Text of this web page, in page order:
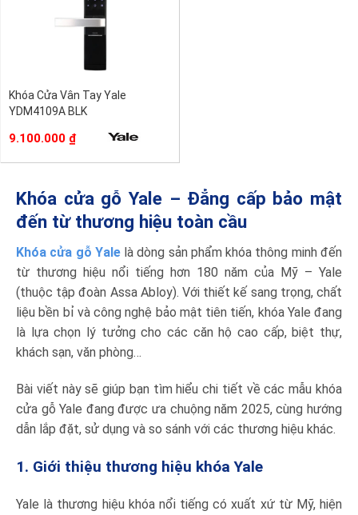
Khóa Cửa Vân Tay Yale
YDM4109A BLK
9.100.000 ₫
Khóa cửa gỗ Yale – Đẳng cấp bảo mật
đến từ thương hiệu toàn cầu
Khóa cửa gỗ Yalelà dòng sản phẩm khóa thông minh đến
từ thương hiệu nổi tiếng hơn 180 năm của Mỹ – Yale
(thuộc tập đoàn Assa Abloy). Với thiết kế sang trọng, chất
liệu bền bỉ và công nghệ bảo mật tiên tiến, khóa Yale đang
là lựa chọn lý tưởng cho các căn hộ cao cấp, biệt thự,
khách sạn, văn phòng…
Bài viết này sẽ giúp bạn tìm hiểu chi tiết về các mẫu khóa
cửa gỗ Yale đang được ưa chuộng năm 2025, cùng hướng
dẫn lắp đặt, sử dụng và so sánh với các thương hiệu khác.
1. Giới thiệu thương hiệu khóa Yale
Yale là thương hiệu khóa nổi tiếng có xuất xứ từ Mỹ, hiện